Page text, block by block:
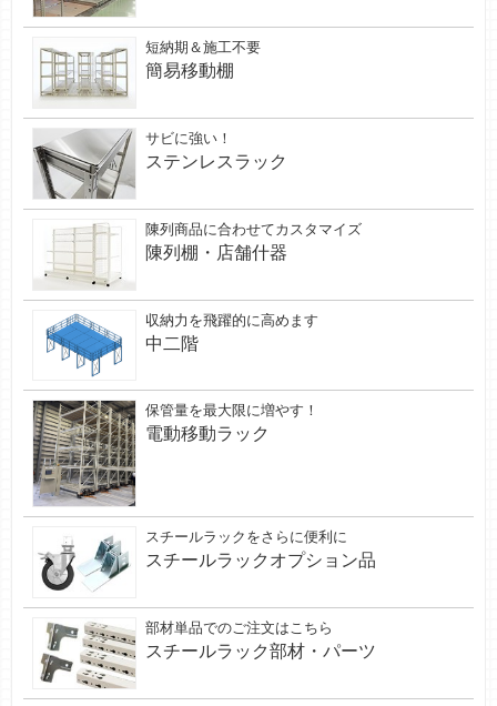
短納期＆施工不要
簡易移動棚
サビに強い！
ステンレスラック
陳列商品に合わせてカスタマイズ
陳列棚・店舗什器
収納力を飛躍的に高めます
中二階
保管量を最大限に増やす！
電動移動ラック
スチールラックをさらに便利に
スチールラックオプション品
部材単品でのご注文はこちら
スチールラック部材・パーツ